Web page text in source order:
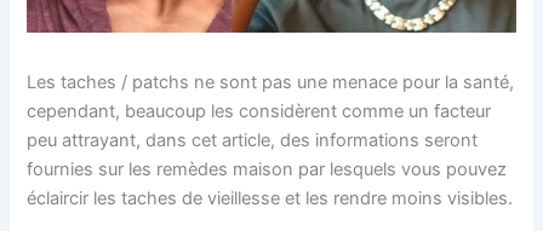
Les taches / patchs ne sont pas une menace pour la santé,
cependant, beaucoup les considèrent comme un facteur
peu attrayant, dans cet article, des informations seront
fournies sur les remèdes maison par lesquels vous pouvez
éclaircir les taches de vieillesse et les rendre moins visibles.